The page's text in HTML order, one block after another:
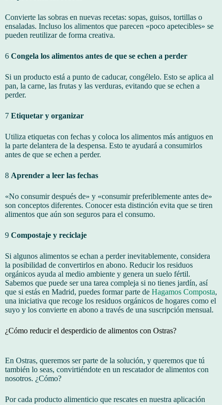
Convierte las sobras en nuevas recetas: sopas, guisos, tortillas o
ensaladas. Incluso los alimentos que parecen «poco apetecibles» se
pueden reutilizar de forma creativa.
6 Congela los alimentos antes de que se echen a perder
Si un producto está a punto de caducar, congélelo. Esto se aplica al
pan, la carne, las frutas y las verduras, evitando que se echen a
perder.
7 Etiquetar y organizar
Utiliza etiquetas con fechas y coloca los alimentos más antiguos en
la parte delantera de la despensa. Esto te ayudará a consumirlos
antes de que se echen a perder.
8 Aprender a leer las fechas
«No consumir después de» y «consumir preferiblemente antes de»
son conceptos diferentes. Conocer esta distinción evita que se tiren
alimentos que aún son seguros para el consumo.
9 Compostaje y reciclaje
Si algunos alimentos se echan a perder inevitablemente, considera
la posibilidad de convertirlos en abono. Reducir los residuos
orgánicos ayuda al medio ambiente y genera un suelo fértil.
Sabemos que puede ser una tarea compleja si no tienes jardín, así
que si estás en Madrid, puedes formar parte de Hagamos Composta,
una iniciativa que recoge los residuos orgánicos de hogares como el
suyo y los convierte en abono a través de una suscripción mensual.
¿Cómo reducir el desperdicio de alimentos con Ostras?
En Ostras, queremos ser parte de la solución, y queremos que tú
también lo seas, convirtiéndote en un rescatador de alimentos con
nosotros. ¿Cómo?
Por cada producto alimenticio que rescates en nuestra aplicación